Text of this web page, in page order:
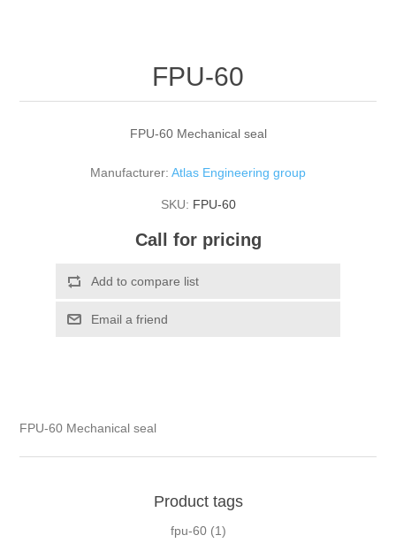
FPU-60
FPU-60 Mechanical seal
Manufacturer: Atlas Engineering group
SKU: FPU-60
Call for pricing
FPU-60 Mechanical seal
Product tags
fpu-60 (1)